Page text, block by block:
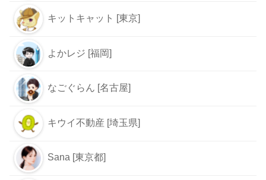
キットキャット [東京]
よかレジ [福岡]
なごぐらん [名古屋]
キウイ不動産 [埼玉県]
Sana [東京都]